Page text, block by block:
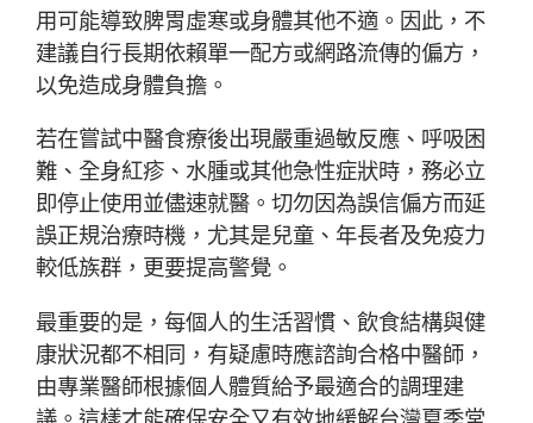
用可能導致脾胃虛寒或身體其他不適。因此，不
建議自行長期依賴單一配方或網路流傳的偏方，
以免造成身體負擔。
若在嘗試中醫食療後出現嚴重過敏反應、呼吸困
難、全身紅疹、水腫或其他急性症狀時，務必立
即停止使用並儘速就醫。切勿因為誤信偏方而延
誤正規治療時機，尤其是兒童、年長者及免疫力
較低族群，更要提高警覺。
最重要的是，每個人的生活習慣、飲食結構與健
康狀況都不相同，有疑慮時應諮詢合格中醫師，
由專業醫師根據個人體質給予最適合的調理建
議。這樣才能確保安全又有效地緩解台灣夏季常